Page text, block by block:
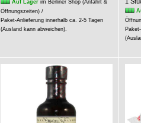
Auf Lagerim Berliner Shop (Anfahrt &
Öffnungszeiten) /
Paket-Anlieferung innerhalb ca. 2-5 Tagen
(Ausland kann abweichen).